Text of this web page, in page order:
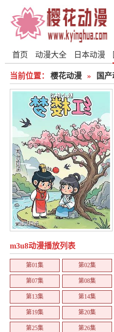
首页 动漫大全 日本动漫
当前位置： 樱花动漫 » 国
m3u8动漫播放列表
第01集 第02集
第07集 第08集
第13集 第14集
第19集 第20集
第25集 第26集